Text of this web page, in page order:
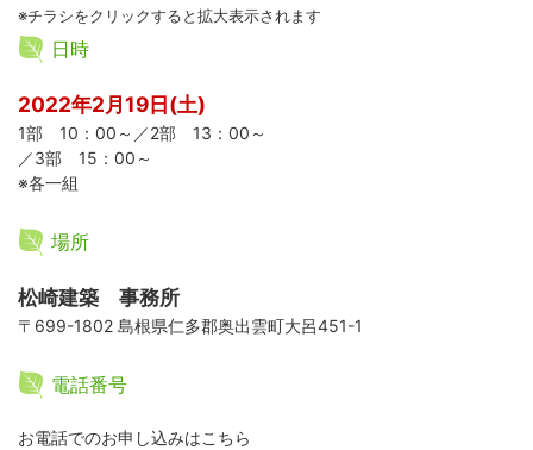
※チラシをクリックすると拡大表示されます
日時
2022年2月19日(土)
1部 10：00～／2部 13：00～
／3部 15：00～
※各一組
場所
松崎建築 事務所
〒699-1802 島根県仁多郡奥出雲町大呂451-1
電話番号
お電話でのお申し込みはこちら